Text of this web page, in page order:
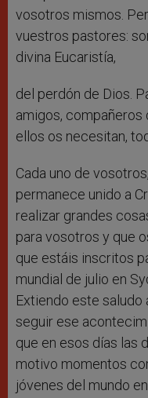
vosotros mismos.
vuestros pastores:
divina Eucaristía,
del perdón de Dios.
amigos, compañeros
ellos os necesitan,
Cada uno de
permanece unido a
realizar grandes
para vosotros y que
que estáis inscritos
mundial de julio en
Extiendo este
seguir ese
que en esos días las
motivo momentos
jóvenes del mundo